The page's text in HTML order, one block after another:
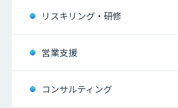
リスキリング・研修
営業支援
コンサルティング